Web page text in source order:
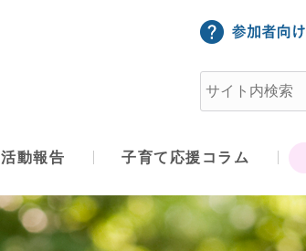
活動報告 子育て応援コラム